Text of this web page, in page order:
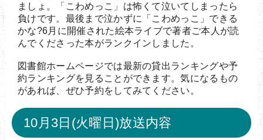
ましょ。「こわめっこ」は怖くて泣いてしまったら
負けです。最後まで泣かずに「こわめっこ」できる
かな?6月に開催された絵本ライブで著者ご本人が読
んでくださった本がランクインしました。
図書館ホームページでは最新の貸出ランキングや予
約ランキングを見ることができます。気になるもの
があれば、ぜひ予約をしてみてください。
10月3日(火曜日)放送内容